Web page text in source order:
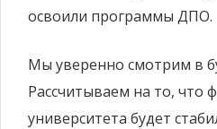
освоили программы ДПО.
Мы уверенно смотрим в
Рассчитываем на то, что
университета будет